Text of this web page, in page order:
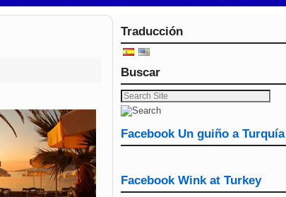
Traducción
Buscar
Facebook Un guiño a Turquía
Facebook Wink at Turkey